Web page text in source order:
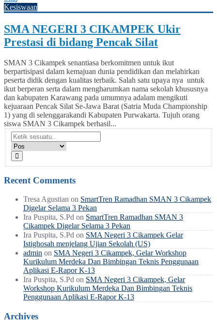
Kesiswaan
SMA NEGERI 3 CIKAMPEK Ukir
Prestasi di bidang Pencak Silat
SMAN 3 Cikampek senantiasa berkomitmen untuk ikut
berpartisipasi dalam kemajuan dunia pendidikan dan melahirkan
peserta didik dengan kualitas terbaik. Salah satu upaya nya untuk
ikut berperan serta dalam mengharumkan nama sekolah khususnya
dan kabupaten Karawang pada umumnya adalam mengikuti
kejuaraan Pencak Silat Se-Jawa Barat (Satria Muda Championship
1) yang di selenggarakandi Kabupaten Purwakarta. Tujuh orang
siswa SMAN 3 Cikampek berhasil...
Recent Comments
Tresa Agustian on SmartTren Ramadhan SMAN 3 Cikampek
Digelar Selama 3 Pekan
Ira Puspita, S.Pd on SmartTren Ramadhan SMAN 3
Cikampek Digelar Selama 3 Pekan
Ira Puspita, S.Pd on SMA Negeri 3 Cikampek Gelar
Istighosah menjelang Ujian Sekolah (US)
admin on SMA Negeri 3 Cikampek, Gelar Workshop
Kurikulum Merdeka Dan Bimbingan Teknis Penggunaan
Aplikasi E-Rapor K-13
Ira Puspita, S.Pd on SMA Negeri 3 Cikampek, Gelar
Workshop Kurikulum Merdeka Dan Bimbingan Teknis
Penggunaan Aplikasi E-Rapor K-13
Archives